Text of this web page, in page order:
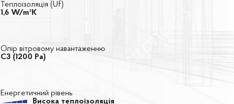
Теплоізоляція (Uf)
1,6 W/m²K
Опір вітровому навантаженню
C3 (1200 Ра)
Енергетичний рівень
Висока теплоізоляція